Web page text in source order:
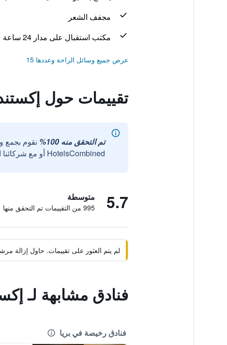
مجفف الشعر
مكتب استقبال على مدار 24 ساعة
عرض جميع وسائل الراحة وعددها 15
تقييمات حول
تم التحقق منه 100%
نقوم بجمع
HotelsCombined أو مع شركائنا الخارجيين الموثوقين.
5.7 متوسطة
995 من التقييمات تم التحقق منها
لم يتم العثور على تقييمات. حاول إزالة
فنادق مشابهة لـ
فنادق رخيصة في بريا